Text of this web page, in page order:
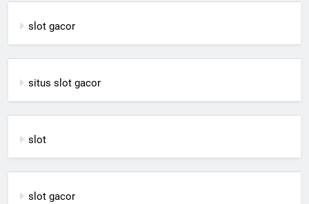
slot gacor
situs slot gacor
slot
slot gacor